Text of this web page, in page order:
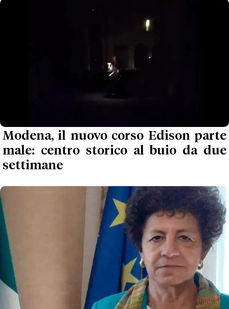
Modena, il nuovo corso Edison parte
male: centro storico al buio da due
settimane